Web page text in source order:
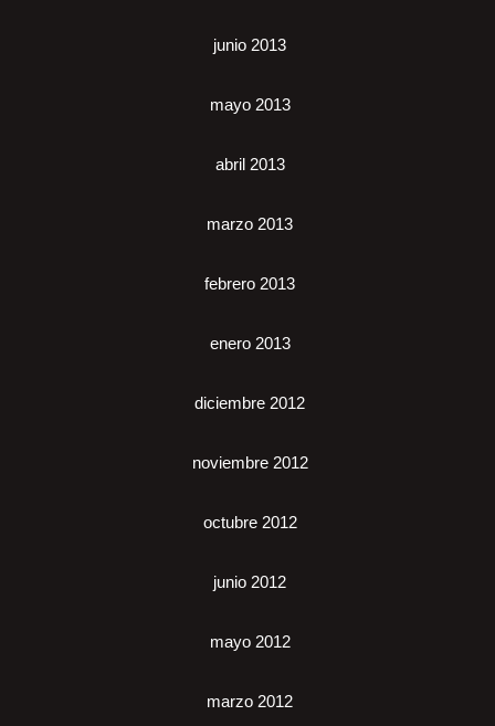
junio 2013
mayo 2013
abril 2013
marzo 2013
febrero 2013
enero 2013
diciembre 2012
noviembre 2012
octubre 2012
junio 2012
mayo 2012
marzo 2012